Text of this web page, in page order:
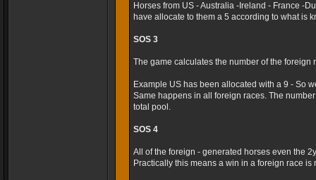
Horses from US - Australia -Ireland - France -
have allocate to them a 5 according to what is
SOS 3
The game calculates the number of the foreign
Example US has been allocated with a 9 - So
Same happens in all foreign races. The
total pool.
SOS 4
All of the foreign - generated horses even the
Practically this means a win in a foreign race is